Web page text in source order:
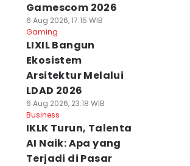
Gamescom 2026
6 Aug 2026, 17:15 WIB
Gaming
LIXIL Bangun
Ekosistem
Arsitektur Melalui
LDAD 2026
6 Aug 2026, 23:18 WIB
Business
IKLK Turun, Talenta
AI Naik: Apa yang
Terjadi di Pasar